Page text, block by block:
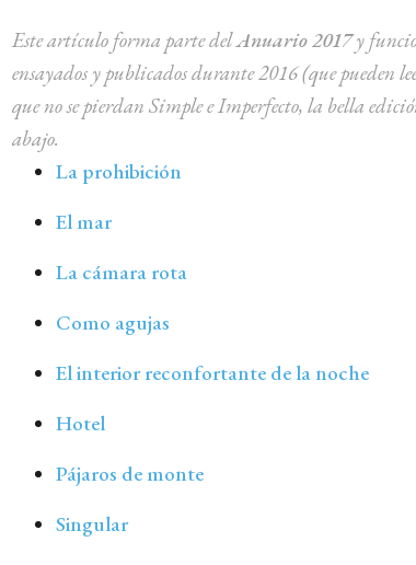
Este artículo forma parte delAnuario 2017y
ensayados y publicados durante 2016 (que pueden
que no se pierdan Simple e Imperfecto, la bella
abajo.
La prohibición
El mar
La cámara rota
Como agujas
El interior reconfortante de la noche
Hotel
Pájaros de monte
Singular